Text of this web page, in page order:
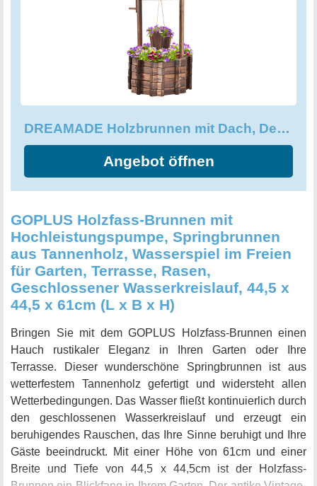
Ihrem Garten, Hof oder auf der Terrasse mit dem
DREAMADE Holzbrunnen mit Dach.
DREAMADE Holzbrunnen mit Dach, Dekobrunnen aus Tannenholz
Angebot öffnen
GOPLUS Holzfass-Brunnen mit
Hochleistungspumpe, Springbrunnen
aus Tannenholz, Wasserspiel im Freien
für Garten, Terrasse, Rasen,
Geschlossener Wasserkreislauf, 44,5 x
44,5 x 61cm (L x B x H)
Bringen Sie mit dem GOPLUS Holzfass-Brunnen einen
Hauch rustikaler Eleganz in Ihren Garten oder Ihre
Terrasse. Dieser wunderschöne Springbrunnen ist aus
wetterfestem Tannenholz gefertigt und widersteht allen
Wetterbedingungen. Das Wasser fließt kontinuierlich durch
den geschlossenen Wasserkreislauf und erzeugt ein
beruhigendes Rauschen, das Ihre Sinne beruhigt und Ihre
Gäste beeindruckt. Mit einer Höhe von 61cm und einer
Breite und Tiefe von 44,5 x 44,5cm ist der Holzfass-